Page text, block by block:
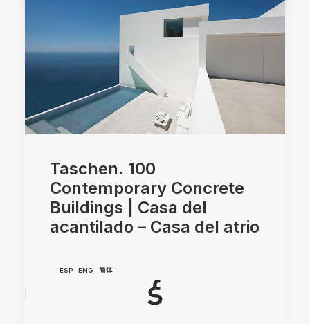
Taschen. 100
Contemporary Concrete
Buildings | Casa del
acantilado – Casa del atrio
ESP ENG 简体